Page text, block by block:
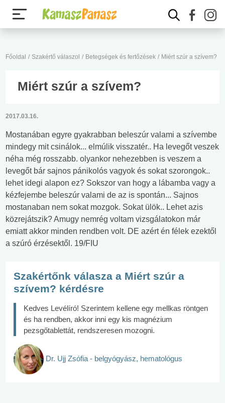
Főoldal / Szakértő válaszol / Betegségek és fertőzések / Miért szúr a szívem?
Miért szúr a szívem?
2017.03.16.
Mostanában egyre gyakrabban beleszúr valami a szívembe
mindegy mit csinálok... elmúlik visszatér.. Ha levegőt veszek
néha még rosszabb. olyankor nehezebben is veszem a
levegőt bár sajnos pánikolós vagyok és sokat szorongok..
lehet idegi alapon ez? Sokszor van hogy a lábamba vagy a
kézfejembe beleszúr valami de az is spontán... Sajnos
mostanaban nem sokat mozgok. Sokat ülök.. Lehet azis
közrejátszik? Amugy nemrég voltam vizsgálatokon már
emiatt akkor minden rendben volt. DE azért én félek ezektől
a szúró érzésektől. 19/FIU
Szakértőnk válasza a Miért szúr a
szívem? kérdésre
Kedves Levélíró! Szerintem kellene egy mellkas röntgen
és ha rendben, akkor inni egy kis magnézium
pezsgőtablettát, rendszeresen mozogni.
Dr. Ujj Zsófia - belgyógyász, hematológus